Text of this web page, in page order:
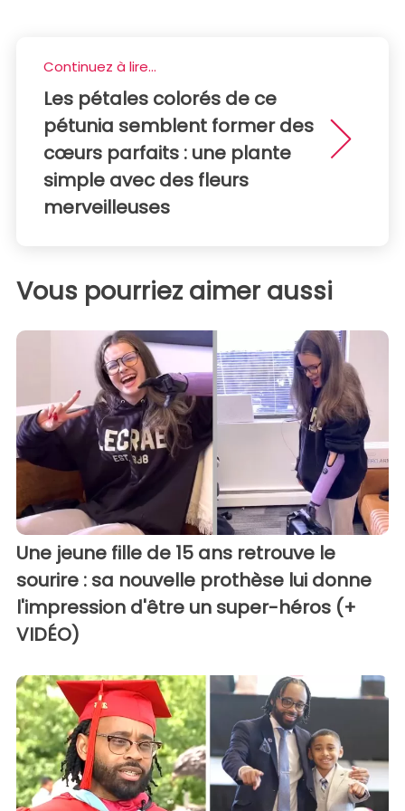
Continuez à lire...
Les pétales colorés de ce
pétunia semblent former des
cœurs parfaits : une plante
simple avec des fleurs
merveilleuses
Vous pourriez aimer aussi
Une jeune fille de 15 ans retrouve le
sourire : sa nouvelle prothèse lui donne
l'impression d'être un super-héros (+
VIDÉO)